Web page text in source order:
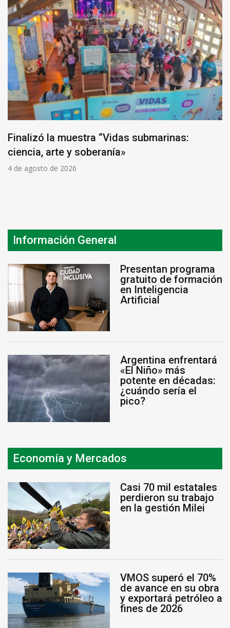
Finalizó la muestra “Vidas submarinas:
ciencia, arte y soberanía»
4 de agosto de 2026
Información General
Presentan programa
gratuito de formación
en Inteligencia
Artificial
Argentina enfrentará
«El Niño» más
potente en décadas:
¿cuándo sería el
pico?
Economía y Mercados
Casi 70 mil estatales
perdieron su trabajo
en la gestión Milei
VMOS superó el 70%
de avance en su obra
y exportará petróleo a
fines de 2026